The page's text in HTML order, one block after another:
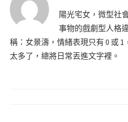
陽光宅女，微型社
事物的戲劇型人格
稱：女景濤，情緒表現只有 0 或
太多了，總將日常丟進文字裡。